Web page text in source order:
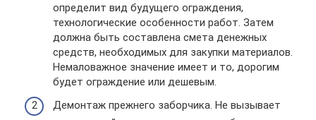
определит вид будущего ограждения,
технологические особенности работ. Затем
должна быть составлена смета денежных
средств, необходимых для закупки материалов.
Немаловажное значение имеет и то, дорогим
будет ограждение или дешевым.
Демонтаж прежнего заборчика. Не вызывает